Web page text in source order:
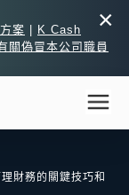
×
案
K Cash
關偽冒本公司職員
財務的關鍵技巧和